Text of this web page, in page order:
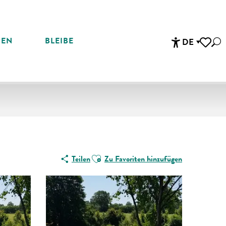
DE
BLEIBE
TeilenAjouter aux favoris
Zu Favoriten hinzufügen